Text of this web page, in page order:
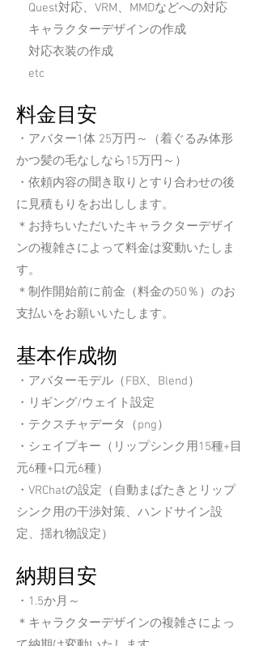
Quest対応、VRM、MMDなどへの対応
キャラクターデザインの作成
​ 対応衣装の作成
etc
​料金目安
・アバター1体 25万円～（着ぐるみ体形
かつ髪の毛なしなら15万円～）
・依頼内容の聞き取りとすり合わせの後
に見積もりをお出しします。
＊お持ちいただいたキャラクターデザイ
ンの複雑さによって料金は変動いたしま
す。
＊制作開始前に前金（料金の50％）のお
支払いをお願いいたします。
基本作成物
・アバターモデル（FBX、Blend）
​・リギング/ウェイト設定
・テクスチャデータ（png）
・シェイプキー（リップシンク用15種+目
元6種+口元6種）
・VRChatの設定（自動まばたきとリップ
シンク用の干渉対策、ハンドサイン設
定、揺れ物設定）
納期 ​目安
・1.5か月～
​＊キャラクターデザインの複雑さによっ